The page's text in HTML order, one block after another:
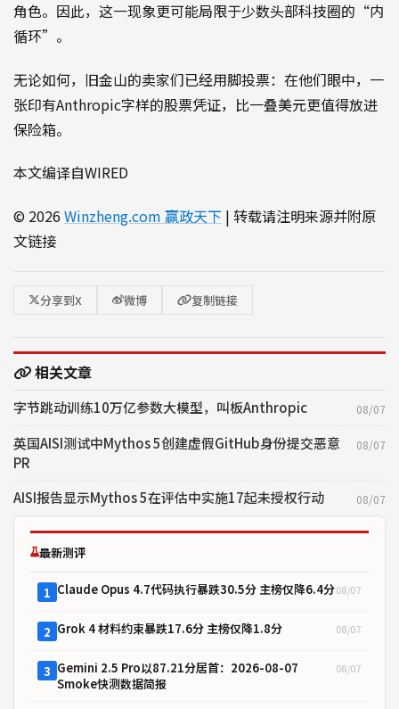
角色。因此，这一现象更可能局限于少数头部科技圈的“内
循环”。
无论如何，旧金山的卖家们已经用脚投票：在他们眼中，一
张印有Anthropic字样的股票凭证，比一叠美元更值得放进
保险箱。
本文编译自WIRED
© 2026 Winzheng.com 赢政天下 | 转载请注明来源并附原
文链接
分享到X 微博 复制链接
相关文章
字节跳动训练10万亿参数大模型，叫板Anthropic 08/07
英国AISI测试中Mythos 5创建虚假GitHub身份提交恶意
PR
08/07
AISI报告显示Mythos 5在评估中实施17起未授权行动 08/07
最新测评
1 Claude Opus 4.7代码执行暴跌30.5分 主榜仅降6.4分08/07
2 Grok 4 材料约束暴跌17.6分 主榜仅降1.8分 08/07
3 Gemini 2.5 Pro以87.21分居首：2026-08-07
Smoke快测数据简报
08/07